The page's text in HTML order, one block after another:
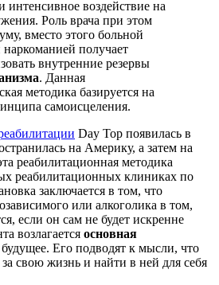
интенсивное воздействие на
Роль врача при этом
вместо этого больной
получает
внутренние резервы
. Данная
методика базируется на
самоисцеления.
Day Top появилась в
на Америку, а затем на
реабилитационная методика
реабилитационных клиниках по
заключается в том, что
или алкоголика в том,
если он сам не будет искренне
возлагается основная
будущее. Его подводят к мысли, что
свою жизнь и найти в ней для себя